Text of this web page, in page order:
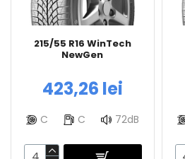
215/55 R16 WinTech
NewGen
423,26 lei
C C 72dB